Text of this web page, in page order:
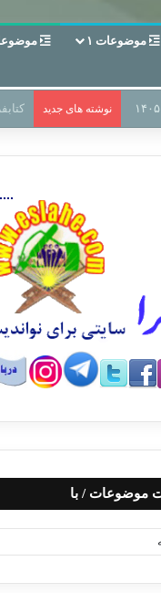
موضوعات ۱
نوشته های جدید سر
موضوعات / با